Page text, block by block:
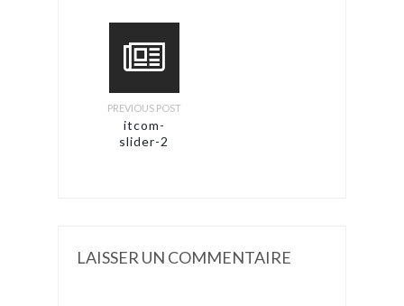
PREVIOUS POST
itcom-
slider-2
LAISSER UN COMMENTAIRE